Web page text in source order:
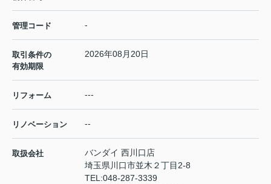
管理コード -
取引条件の
有効期限
2026年08月20日
リフォーム ---
リノベーション --
取扱会社
バンダイ 西川口店
埼玉県川口市並木２丁目2-8
TEL:048-287-3339